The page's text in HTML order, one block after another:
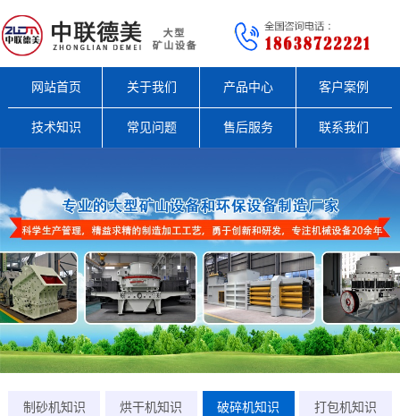
网站首页 关于我们 产品中心 客户案例
技术知识 常见问题 售后服务 联系我们
制砂机知识 烘干机知识 破碎机知识 打包机知识